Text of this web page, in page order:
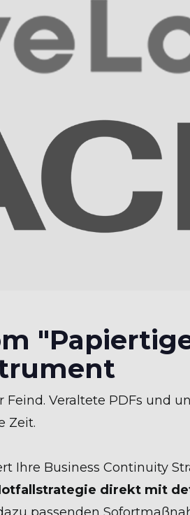
Veraltete PDFs und
Zeit.
Ihre Business Continuity
direkt mit